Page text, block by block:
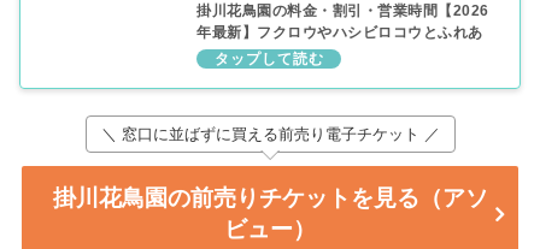
掛川花鳥園の料金・割引・営業時間【2026
年最新】フクロウやハシビロコウとふれあ
い
＼ 窓口に並ばずに買える前売り電子チケット ／
掛川花鳥園の前売りチケットを見る（アソ
ビュー）